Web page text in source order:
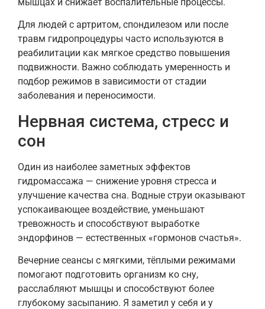
Для людей с артритом, спондилезом или после
травм гидропроцедуры часто используются в
реабилитации как мягкое средство повышения
подвижности. Важно соблюдать умеренность и
подбор режимов в зависимости от стадии
заболевания и переносимости.
Нервная система, стресс и
сон
Один из наиболее заметных эффектов
гидромассажа — снижение уровня стресса и
улучшение качества сна. Водные струи оказывают
успокаивающее воздействие, уменьшают
тревожность и способствуют выработке
эндорфинов — естественных «гормонов счастья».
Вечерние сеансы с мягкими, тёплыми режимами
помогают подготовить организм ко сну,
расслабляют мышцы и способствуют более
глубокому засыпанию. Я заметил у себя и у